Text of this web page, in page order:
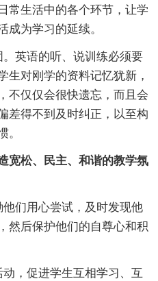
常生活中的各个环节，让学
成为学习的延续。
英语的听、说训练必须要
生对刚学的资料记忆犹新，
不仅仅会很快遗忘，而且会
差得不到及时纠正，以至构
。
松、民主、和谐的教学氛
们用心尝试，及时发现他
然后保护他们的自尊心和积
，促进学生互相学习、互